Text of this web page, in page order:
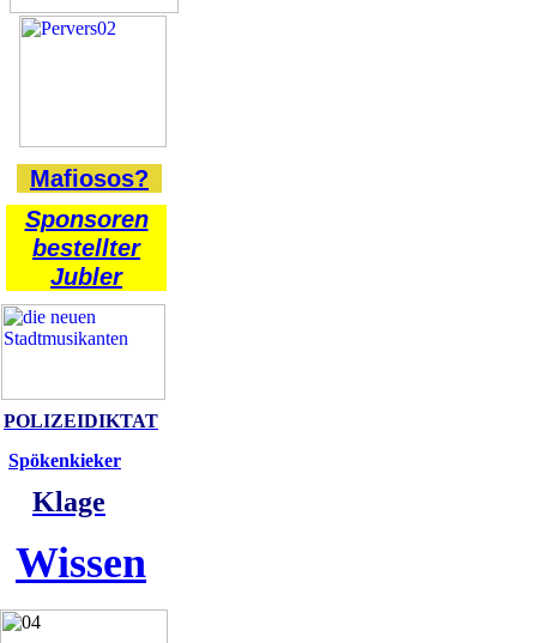
Mafiosos?
Sponsoren
bestellter
Jubler
POLIZEIDIKTAT
Spökenkieker
Klage
Wissen